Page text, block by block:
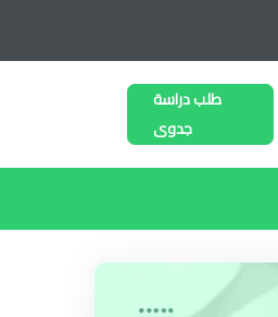
طلب دراسة
جدوى